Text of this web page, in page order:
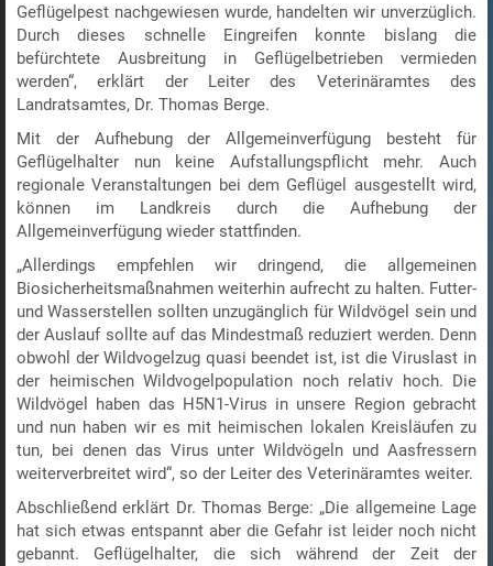
Geflügelpest nachgewiesen wurde, handelten wir unverzüglich.
Durch dieses schnelle Eingreifen konnte bislang die
befürchtete Ausbreitung in Geflügelbetrieben vermieden
werden“, erklärt der Leiter des Veterinäramtes des
Landratsamtes, Dr. Thomas Berge.
Mit der Aufhebung der Allgemeinverfügung besteht für
Geflügelhalter nun keine Aufstallungspflicht mehr. Auch
regionale Veranstaltungen bei dem Geflügel ausgestellt wird,
können im Landkreis durch die Aufhebung der
Allgemeinverfügung wieder stattfinden.
„Allerdings empfehlen wir dringend, die allgemeinen
Biosicherheitsmaßnahmen weiterhin aufrecht zu halten. Futter-
und Wasserstellen sollten unzugänglich für Wildvögel sein und
der Auslauf sollte auf das Mindestmaß reduziert werden. Denn
obwohl der Wildvogelzug quasi beendet ist, ist die Viruslast in
der heimischen Wildvogelpopulation noch relativ hoch. Die
Wildvögel haben das H5N1-Virus in unsere Region gebracht
und nun haben wir es mit heimischen lokalen Kreisläufen zu
tun, bei denen das Virus unter Wildvögeln und Aasfressern
weiterverbreitet wird“, so der Leiter des Veterinäramtes weiter.
Abschließend erklärt Dr. Thomas Berge: „Die allgemeine Lage
hat sich etwas entspannt aber die Gefahr ist leider noch nicht
gebannt. Geflügelhalter, die sich während der Zeit der